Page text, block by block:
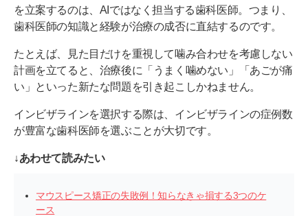
を立案するのは、AIではなく担当する歯科医師。つまり、
歯科医師の知識と経験が治療の成否に直結するのです。
たとえば、見た目だけを重視して噛み合わせを考慮しない
計画を立てると、治療後に「うまく噛めない」「あごが痛
い」といった新たな問題を引き起こしかねません。
インビザラインを選択する際は、インビザラインの症例数
が豊富な歯科医師を選ぶことが大切です。
↓あわせて読みたい
マウスピース矯正の失敗例！知らなきゃ損する3つのケ
ース